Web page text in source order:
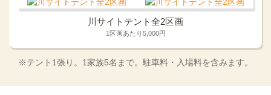
川サイトテント全2区画
1区画あたり5,000円
※テント1張り。1家族5名まで。駐車料・入場料を含みます。